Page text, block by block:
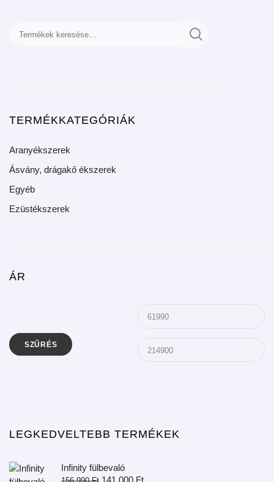
TERMÉKKATEGÓRIÁK
Aranyékszerek
Ásvány, drágakő ékszerek
Egyéb
Ezüstékszerek
ÁR
SZŰRÉS
LEGKEDVELTEBB TERMÉKEK
Infinity fülbevaló